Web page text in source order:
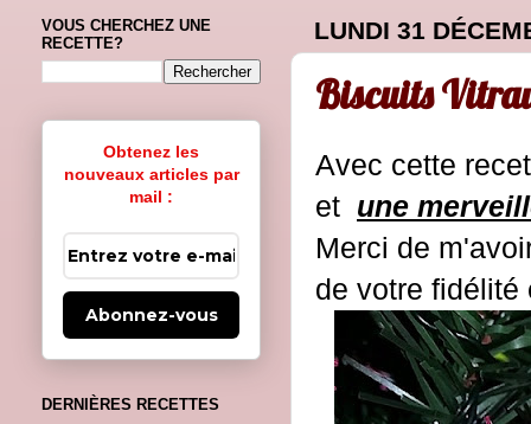
LUNDI 31
Biscuits
Avec cette
et une
Merci de
de votre
VOUS CHERCHEZ UNE
RECETTE?
Obtenez les
nouveaux articles par
mail :
Abonnez-vous
DERNIÈRES RECETTES